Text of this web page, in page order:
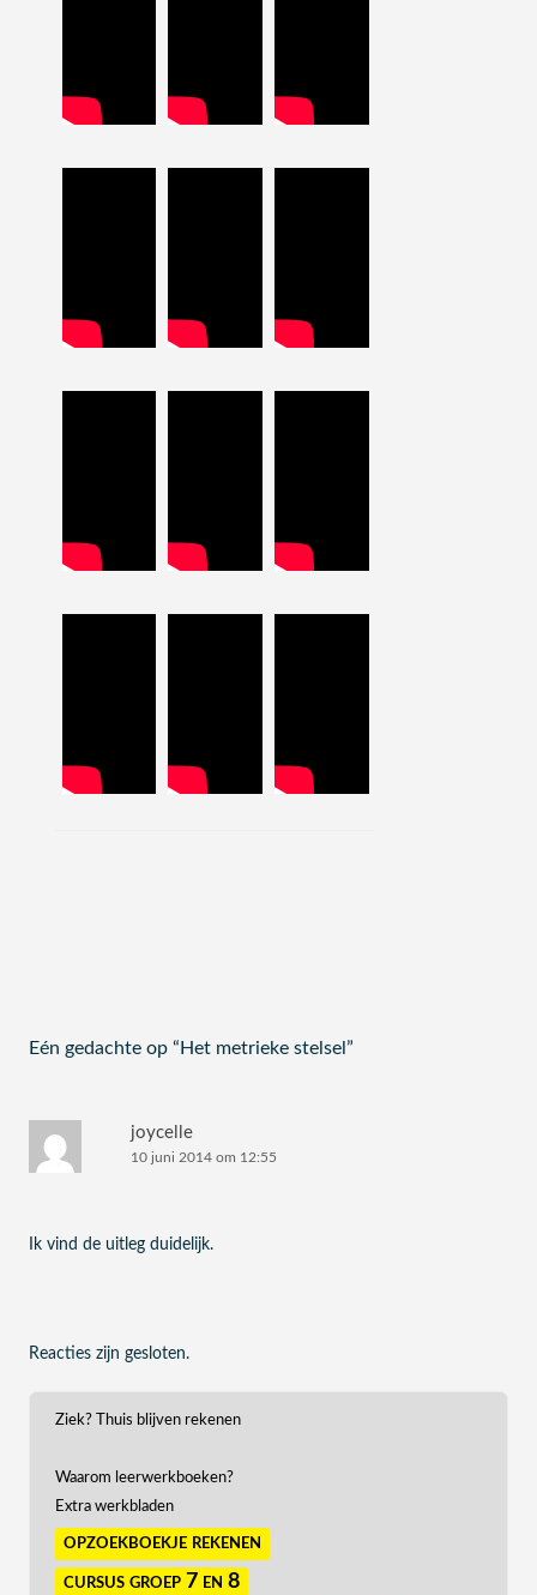
Eén gedachte op “ Het metrieke stelsel ”
joycelle
10 juni 2014 om 12:55
Ik vind de uitleg duidelijk.
Reacties zijn gesloten.
Ziek? Thuis blijven rekenen
Waarom leerwerkboeken?
Extra werkbladen
opzoekboekje rekenen
cursus groep 7 en 8